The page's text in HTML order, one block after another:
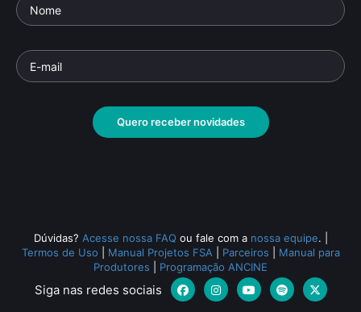
Quero receber novidades
Dúvidas? Acesse nossa FAQ ou fale com a nossa equipe.
Termos de Uso
Manual Projetos FSA Parceiros
Manual para
Produtores
Programação ANCINE
Siga nas redes sociais